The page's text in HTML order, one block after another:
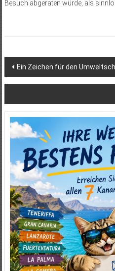
Besuch abgeraten würde, als
Ein Zeichen für den